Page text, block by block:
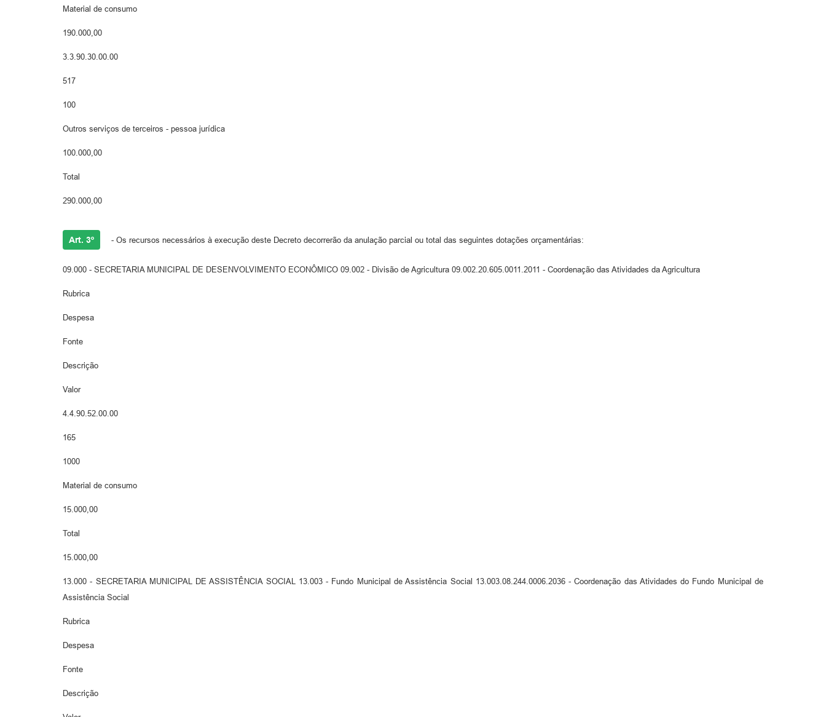
Material de consumo
190.000,00
3.3.90.30.00.00
517
100
Outros serviços de terceiros - pessoa jurídica
100.000,00
Total
290.000,00
Art. 3º - Os recursos necessários à execução deste Decreto decorrerão da anulação parcial ou total das seguintes dotações orçamentárias:
09.000 - SECRETARIA MUNICIPAL DE DESENVOLVIMENTO ECONÔMICO 09.002 - Divisão de Agricultura 09.002.20.605.0011.2011 - Coordenação das Atividades da Agricultura
Rubrica
Despesa
Fonte
Descrição
Valor
4.4.90.52.00.00
165
1000
Material de consumo
15.000,00
Total
15.000,00
13.000 - SECRETARIA MUNICIPAL DE ASSISTÊNCIA SOCIAL 13.003 - Fundo Municipal de Assistência Social 13.003.08.244.0006.2036 - Coordenação das Atividades do Fundo Municipal de
Assistência Social
Rubrica
Despesa
Fonte
Descrição